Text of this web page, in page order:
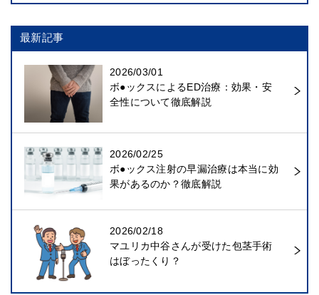
最新記事
2026/03/01
ボ●ックスによるED治療：効果・安
全性について徹底解説
2026/02/25
ボ●ックス注射の早漏治療は本当に効
果があるのか？徹底解説
2026/02/18
マユリカ中谷さんが受けた包茎手術
はぼったくり？